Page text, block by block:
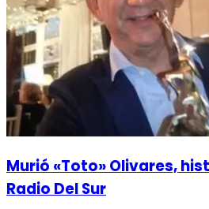
Murió «Toto» Olivares,
Radio Del Sur